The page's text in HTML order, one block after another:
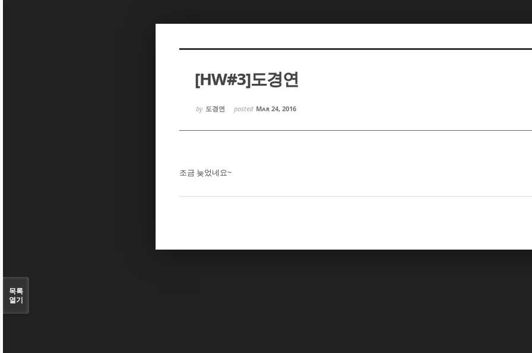
[HW#3]도경연
by 도경연 posted Mar 24, 2016
조금 늦었네요~
목록
열기
Sketchbook5, 스케치북5
Sketchbook5, 스케치북5
Sketchbook5, 스케치북5
Sketchbook5, 스케치북5